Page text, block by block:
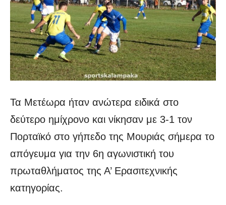
Τα Μετέωρα ήταν ανώτερα ειδικά στο
δεύτερο ημίχρονο και νίκησαν με 3-1 τον
Πορταϊκό στο γήπεδο της Μουριάς σήμερα το
απόγευμα για την 6η αγωνιστική του
πρωταθλήματος της Α’ Ερασιτεχνικής
κατηγορίας.